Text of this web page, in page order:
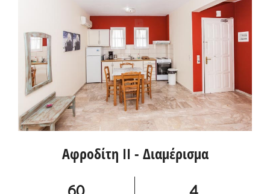
Αφροδίτη II - Διαμέρισμα